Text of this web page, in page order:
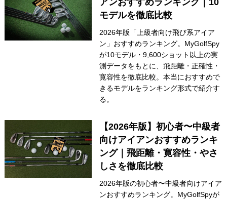
アンおすすめランキング｜10
モデルを徹底比較
2026年版「上級者向け飛び系アイア
ン」おすすめランキング。MyGolfSpy
が10モデル・9,600ショット以上の実
測データをもとに、飛距離・正確性・
寛容性を徹底比較。本当におすすめで
きるモデルをランキング形式で紹介す
る。
【2026年版】初心者〜中級者
向けアイアンおすすめランキ
ング｜飛距離・寛容性・やさ
しさを徹底比較
2026年版の初心者〜中級者向けアイア
ンおすすめランキング。MyGolfSpyが